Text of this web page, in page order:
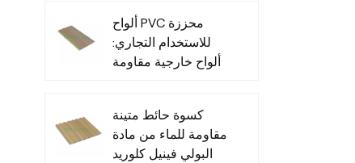
ألواح PVC محززة
للاستخدام التجاري:
ألواح خارجية مقاومة
كسوة حائط متينة
مقاومة للماء من مادة
البولي فينيل كلوريد